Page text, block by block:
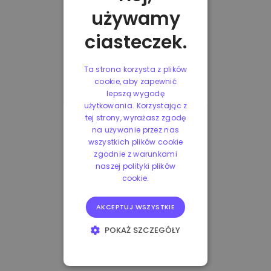
używamy
ciasteczek.
Ta strona korzysta z plików
cookie, aby zapewnić
lepszą wygodę
użytkowania. Korzystając z
tej strony, wyrażasz zgodę
na używanie przez nas
wszystkich plików cookie
zgodnie z warunkami
naszej polityki plików
cookie.
AKCEPTUJ WSZYSTKIE
POKAŻ SZCZEGÓŁY